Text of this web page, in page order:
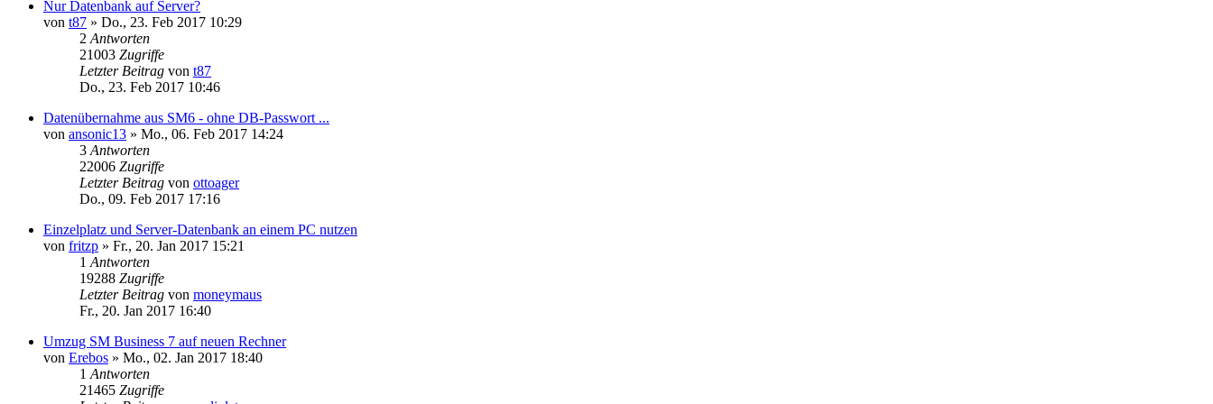
Nur Datenbank auf Server?
von t87 » Do., 23. Feb 2017 10:29
2 Antworten
21003 Zugriffe
Letzter Beitrag von t87
Do., 23. Feb 2017 10:46
Datenübernahme aus SM6 - ohne DB-Passwort ...
von ansonic13 » Mo., 06. Feb 2017 14:24
3 Antworten
22006 Zugriffe
Letzter Beitrag von ottoager
Do., 09. Feb 2017 17:16
Einzelplatz und Server-Datenbank an einem PC nutzen
von fritzp » Fr., 20. Jan 2017 15:21
1 Antworten
19288 Zugriffe
Letzter Beitrag von moneymaus
Fr., 20. Jan 2017 16:40
Umzug SM Business 7 auf neuen Rechner
von Erebos » Mo., 02. Jan 2017 18:40
1 Antworten
21465 Zugriffe